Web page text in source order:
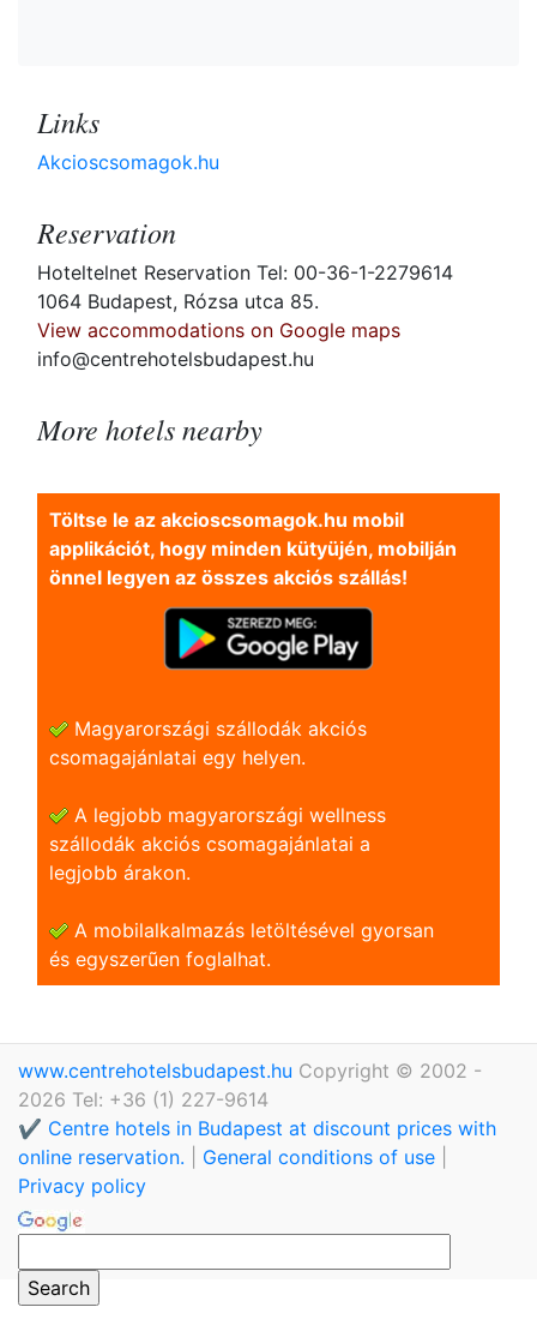
Links
Akcioscsomagok.hu
Reservation
Hoteltelnet Reservation Tel: 00-36-1-2279614
1064 Budapest, Rózsa utca 85.
View accommodations on Google maps
info@centrehotelsbudapest.hu
More hotels nearby
Töltse le az akcioscsomagok.hu mobil
applikációt, hogy minden kütyüjén, mobilján
önnel legyen az összes akciós szállás!
Magyarországi szállodák akciós
csomagajánlatai egy helyen.
A legjobb magyarországi wellness
szállodák akciós csomagajánlatai a
legjobb árakon.
A mobilalkalmazás letöltésével gyorsan
és egyszerũen foglalhat.
www.centrehotelsbudapest.hu Copyright © 2002 -
2026 Tel: +36 (1) 227-9614
✔️ Centre hotels in Budapest at discount prices with
online reservation.
General conditions of use
Privacy policy